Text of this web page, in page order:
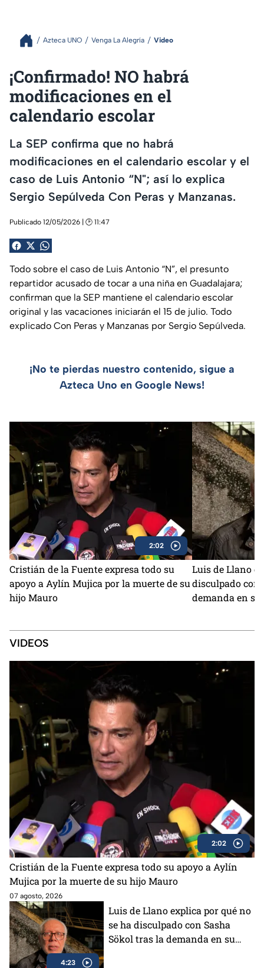
Azteca UNO Venga La Alegría Video
¡Confirmado! NO habrá
modificaciones en el
calendario escolar
La SEP confirma que no habrá
modificaciones en el calendario escolar y el
caso de Luis Antonio “N"; así lo explica
Sergio Sepúlveda Con Peras y Manzanas.
Publicado 12/05/2026 | 🕑 11:47
Todo sobre el caso de Luis Antonio “N”, el presunto
repartidor acusado de tocar a una niña en Guadalajara;
confirman que la SEP mantiene el calendario escolar
original y las vacaciones iniciarán el 15 de julio. Todo
explicado Con Peras y Manzanas por Sergio Sepúlveda.
¡No te pierdas nuestro contenido, sigue a
Azteca Uno en Google News!
2:02
Cristián de la Fuente expresa todo su
apoyo a Aylín Mujica por la muerte de su
hijo Mauro
Luis de Llano
disculpado con
demanda en
VIDEOS
2:02
Cristián de la Fuente expresa todo su apoyo a Aylín
Mujica por la muerte de su hijo Mauro
07 agosto, 2026
4:23
Luis de Llano explica por qué no
se ha disculpado con Sasha
Sökol tras la demanda en su